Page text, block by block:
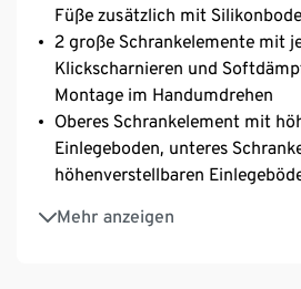
Füße zusätzlich mit
2 große Schrankelemente mit
Klickscharnieren und
Montage im Handumdrehen
Oberes Schrankelement mit
Einlegeboden, unteres
höhenverstellbaren
Mehr anzeigen
Mittig mit großem Steckkasten
Hochwertige Verarbeitung mit